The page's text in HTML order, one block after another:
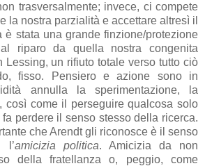
trasversalmente; invece, ci compete
la nostra parzialità e accettare altresì il
è stata una grande finzione/protezione
riparo da quella nostra congenita
Lessing, un rifiuto totale verso tutto ciò
fisso. Pensiero e azione sono in
annulla la sperimentazione, la
così come il perseguire qualcosa solo
perdere il senso stesso della ricerca.
che Arendt gli riconosce è il senso
l’amicizia politica. Amicizia da non
della fratellanza o, peggio, come